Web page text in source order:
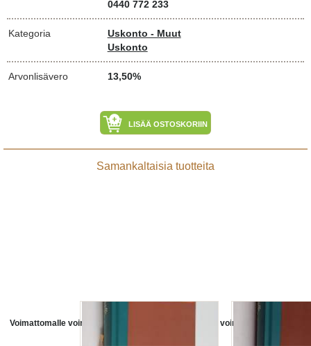
0440 772 233
Kategoria
Uskonto - Muut
Uskonto
Arvonlisävero 13,50%
LISÄÄ OSTOSKORIIN
Samankaltaisia tuotteita
Voimattomalle voimaa Voimattomalle voimaa